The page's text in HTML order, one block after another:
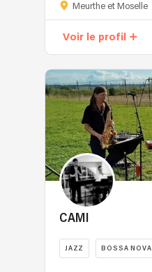
Meurthe et Moselle
Voir le profil
CAMI
JAZZ BOSSA NOVA